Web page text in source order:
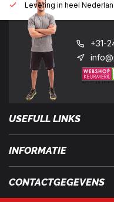
Levering in heel
+31-
USEFULL LINKS
INFORMATIE
CONTACTGEGEVENS